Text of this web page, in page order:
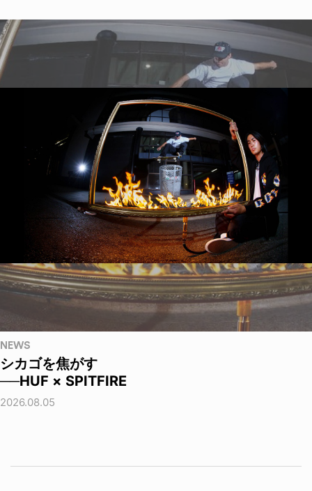
NEWS
シカゴを焦がす
──HUF × SPITFIRE
2026.08.05